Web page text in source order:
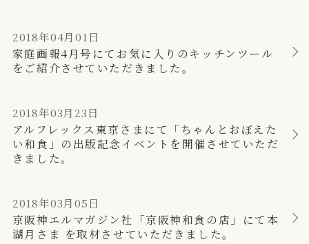
2018年04月01日
家庭画報4月号にてお気に入りのキッチンツール
をご紹介させていただきました。
2018年03月23日
アルフレックス東京さまにて「ちゃんとおぼえた
い和食」の出版記念イベントを開催させていただ
きました。
2018年03月05日
京阪神エルマガジン社「京阪神和食の店」にて本
湖月さま を取材させていただきました。